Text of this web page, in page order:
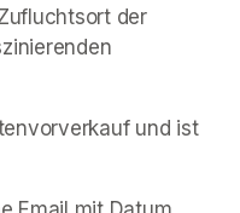
der
und ist